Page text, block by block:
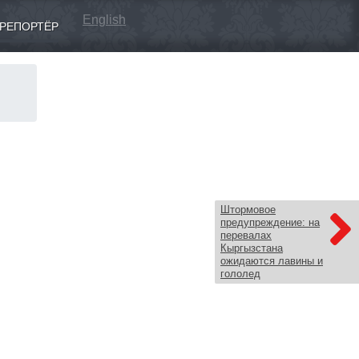
English
Штормовое
предупреждение: на
перевалах
Кыргызстана
ожидаются лавины и
гололед